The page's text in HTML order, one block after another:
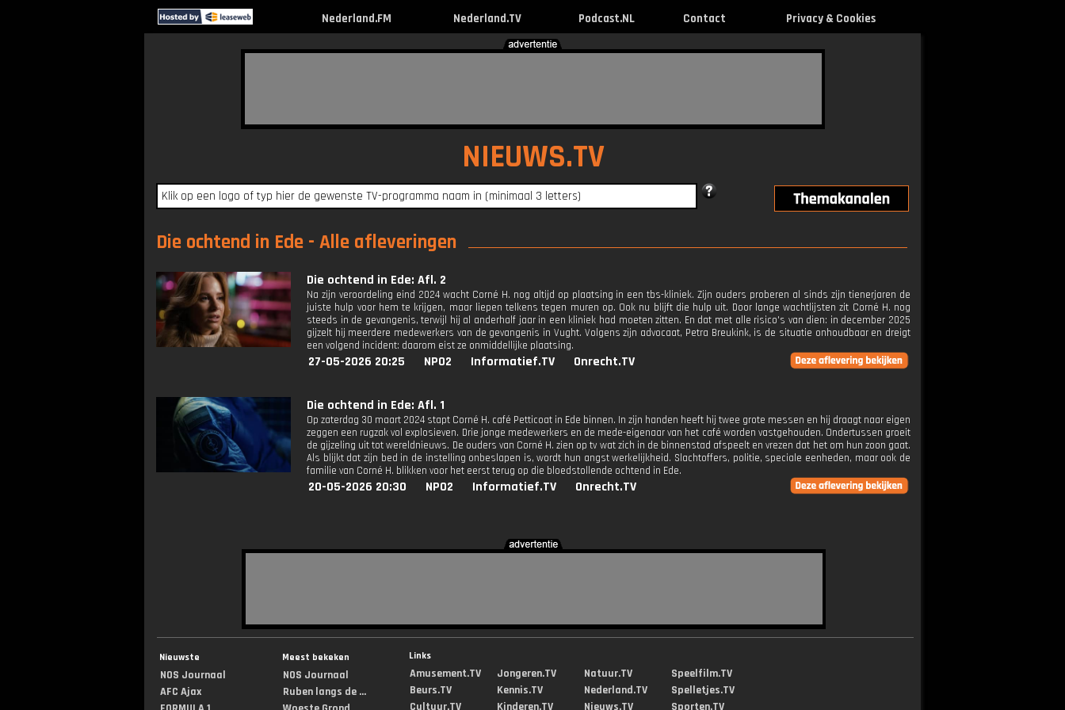
Nederland.FM Nederland.TV Podcast.NL Contact Privacy & Cookies
NIEUWS.TV
Die ochtend in Ede - Alle afleveringen
Die ochtend in Ede: Afl. 2
Na zijn veroordeling eind 2024 wacht Corné H. nog altijd op plaatsing in een tbs-kliniek. Zijn ouders proberen al sinds zijn tienerjaren de
juiste hulp voor hem te krijgen, maar liepen telkens tegen muren op. Ook nu blijft die hulp uit. Door lange wachtlijsten zit Corné H. nog
steeds in de gevangenis, terwijl hij al anderhalf jaar in een kliniek had moeten zitten. En dat met alle risico's van dien: in december 2025
gijzelt hij meerdere medewerkers van de gevangenis in Vught. Volgens zijn advocaat, Petra Breukink, is de situatie onhoudbaar en dreigt
een volgend incident: daarom eist ze onmiddellijke plaatsing.
27-05-2026 20:25 NPO2 Informatief.TV Onrecht.TV
Die ochtend in Ede: Afl. 1
Op zaterdag 30 maart 2024 stapt Corné H. café Petticoat in Ede binnen. In zijn handen heeft hij twee grote messen en hij draagt naar eigen
zeggen een rugzak vol explosieven. Drie jonge medewerkers en de mede-eigenaar van het café worden vastgehouden. Ondertussen groeit
de gijzeling uit tot wereldnieuws. De ouders van Corné H. zien op tv wat zich in de binnenstad afspeelt en vrezen dat het om hun zoon gaat.
Als blijkt dat zijn bed in de instelling onbeslapen is, wordt hun angst werkelijkheid. Slachtoffers, politie, speciale eenheden, maar ook de
familie van Corné H. blikken voor het eerst terug op die bloedstollende ochtend in Ede.
20-05-2026 20:30 NPO2 Informatief.TV Onrecht.TV
Nieuwste
NOS Journaal
AFC Ajax
Meest bekeken
NOS Journaal
Ruben langs de ...
Links
Amusement.TV
Beurs.TV
Cultuur.TV
Jongeren.TV
Kennis.TV
Kinderen.TV
Natuur.TV
Nederland.TV
Nieuws.TV
Speelfilm.TV
Spelletjes.TV
Sporten.TV